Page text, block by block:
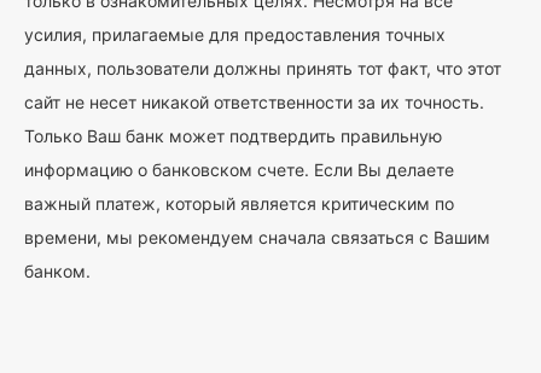
усилия, прилагаемые для предоставления точных
данных, пользователи должны принять тот факт, что этот
сайт не несет никакой ответственности за их точность.
Только Ваш банк может подтвердить правильную
информацию о банковском счете. Если Вы делаете
важный платеж, который является критическим по
времени, мы рекомендуем сначала связаться с Вашим
банком.